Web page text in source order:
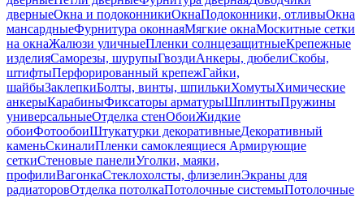
дверныеОкна и подоконникиОкнаПодоконники, отливыОкна
мансардныеФурнитура оконнаяМягкие окнаМоскитные сетки
на окнаЖалюзи уличныеПленки солнцезащитныеКрепежные
изделияСаморезы, шурупыГвоздиАнкеры, дюбелиСкобы,
штифтыПерфорированный крепежГайки,
шайбыЗаклепкиБолты, винты, шпилькиХомутыХимические
анкерыКарабиныФиксаторы арматурыШплинтыПружины
универсальныеОтделка стенОбоиЖидкие
обоиФотообоиШтукатурки декоративныеДекоративный
каменьСкиналиПленки самоклеящиеся Армирующие
сеткиСтеновые панелиУголки, маяки,
профилиВагонкаСтеклохолсты, флизелинЭкраны для
радиаторовОтделка потолкаПотолочные системыПотолочные